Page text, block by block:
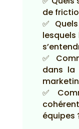
de
✅
✅
dans la
✅
équipes